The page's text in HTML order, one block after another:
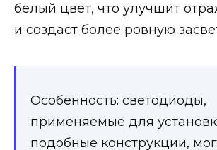
белый цвет, что улучшит
и создаст более ровную
Особенность: светодиоды,
применяемые для
подобные конструкции,